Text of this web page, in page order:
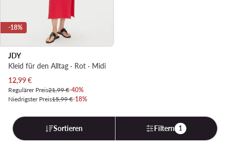
-18%
JDY
Kleid für den Alltag · Rot · Midi
Aktueller Preis
12,99€
Regulärer Preis21,99 €-40%
Niedrigster Preis15,99 €-18%
Sortieren Filtern 1